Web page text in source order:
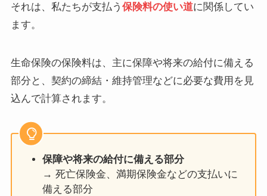
それは、私たちが支払う 保険料の使い道に関係してい
ます。
生命保険の保険料は、主に保障や将来の給付に備える
部分と、契約の締結・維持管理などに必要な費用を見
込んで計算されます。
保障や将来の給付に備える部分
→ 死亡保険金、満期保険金などの支払いに
備える部分